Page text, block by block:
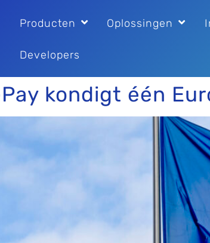
Producten Oplossingen
Developers
kondigt één